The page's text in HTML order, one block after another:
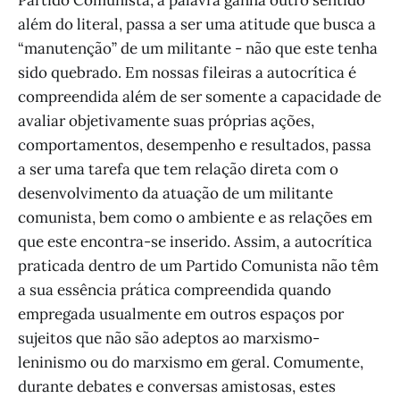
além do literal, passa a ser uma atitude que busca a
“manutenção” de um militante - não que este tenha
sido quebrado. Em nossas fileiras a autocrítica é
compreendida além de ser somente a capacidade de
avaliar objetivamente suas próprias ações,
comportamentos, desempenho e resultados, passa
a ser uma tarefa que tem relação direta com o
desenvolvimento da atuação de um militante
comunista, bem como o ambiente e as relações em
que este encontra-se inserido. Assim, a autocrítica
praticada dentro de um Partido Comunista não têm
a sua essência prática compreendida quando
empregada usualmente em outros espaços por
sujeitos que não são adeptos ao marxismo-
leninismo ou do marxismo em geral. Comumente,
durante debates e conversas amistosas, estes